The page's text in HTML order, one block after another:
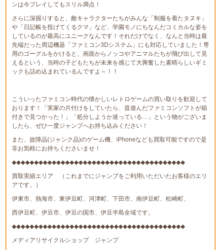
ンは今プレイしてもスリル満点！
さらに深掘りすると、敵キャラクターたちがみんな「制服を着たタヌキ」
や「日記帳を投げてくるクマ」など、学園モノにちなんだコミカルな姿を
しているのが最高にユニークなんです！それだけでなく、なんと当時は最
先端だった周辺機器「ファミコン3Dシステム」にも対応していました！専
用のゴーグルをかけると、画面からノッコやアニマルたちが飛び出して見
えるという、当時の子どもたちが未来を感じて大興奮した素晴らしいギミ
ックも詰め込まれているんですよ～！！
こういったファミコン時代の懐かしいレトロゲームの買い取りを歓迎して
おります！「実家の片付けをしていたら、昔遊んだファミコンソフトが箱
付きで見つかった！」「処分しようか迷っている…」という物がございま
したら、ぜひ一度ジャンプへお持ち込みください！
また、故障品(ジャンク品)のゲーム機、iPhoneなども買取可能ですので是
非お気軽にお持ちくださいませ！
◆◆◆◆◆◆◆◆◆◆◆◆◆◆◆◆◆◆◆◆◆◆◆◆◆◆◆◆◆◆◆◆◆◆◆◆◆◆◆
買取実績エリア （これまでにジャンプをご利用いただいたお客様のエリ
アです。）
伊東市、熱海市、東伊豆町、河津町、下田市、南伊豆町、松崎町、
西伊豆町、伊豆市、伊豆の国市、伊豆半島全域です。
◆◆◆◆◆◆◆◆◆◆◆◆◆◆◆◆◆◆◆◆◆◆◆◆◆◆◆◆◆◆◆◆◆◆◆◆◆◆◆
メディアリサイクルショップ ジャンプ